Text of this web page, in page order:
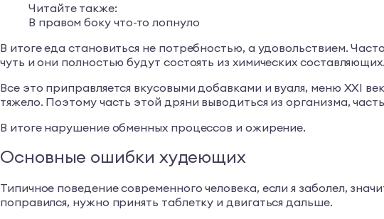
Читайте также:
В правом боку что-то лопнуло
В итоге еда становиться не потребностью, а удовольствием.
чуть и они полностью будут состоять из химических составляющих.
Все это приправляется вкусовыми добавками и вуаля, меню XXI
тяжело. Поэтому часть этой дряни выводиться из организма,
В итоге нарушение обменных процессов и ожирение.
Основные ошибки худеющих
Типичное поведение современного человека, если я заболел,
поправился, нужно принять таблетку и двигаться дальше.